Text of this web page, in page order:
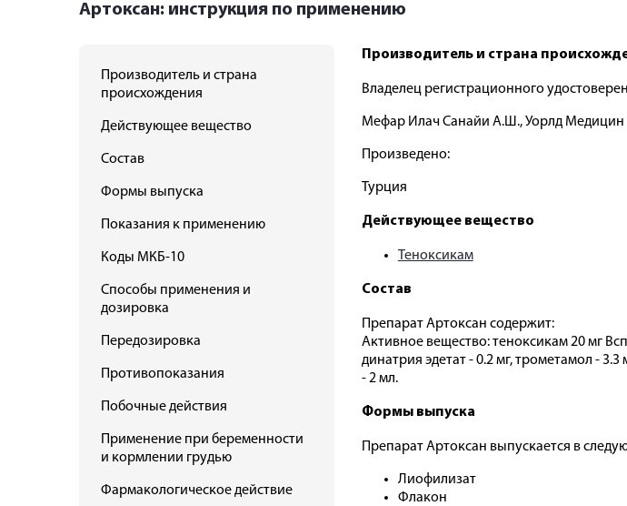
Артоксан: инструкция по применению
Производитель и страна
происхождения
Действующее вещество
Состав
Формы выпуска
Показания к применению
Коды МКБ-10
Способы применения и
дозировка
Передозировка
Противопоказания
Побочные действия
Применение при беременности
и кормлении грудью
Фармакологическое действие
Производитель и страна
Владелец регистрационного
Мефар Илач Санайи А.Ш., Уорлд
Произведено:
Турция
Действующее вещество
Теноксикам
Состав
Препарат Артоксан содержит:
Активное вещество: теноксикам 20 мг
динатрия эдетат - 0.2 мг, трометамол -
- 2 мл.
Формы выпуска
Препарат Артоксан выпускается в
Лиофилизат
Флакон